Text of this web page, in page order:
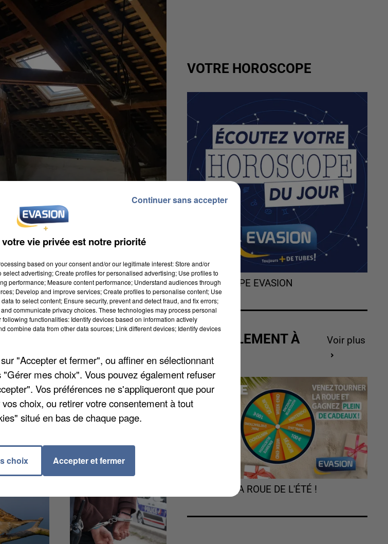
Falké. La façade avant témoigne de
qui accueillera le dortoir
toujours en cours.
VOTRE HOROSCOPE
L'HOROSCOPE EVASION
ACTUELLEMENT À
GAGNER
Voir plus
TOURNEZ LA ROUE DE L'ÉTÉ !
vie privée est notre priorité
based on your consent and/or our legitimate interest: Store and/or
advertising; Create profiles for personalised advertising; Use profiles to
performance; Measure content performance; Understand audiences through
Develop and improve services; Create profiles to personalise content; Use
to select content; Ensure security, prevent and detect fraud, and fix errors;
communicate privacy choices. These technologies may process personal
functionalities: Identify devices based on information actively
combine data from other data sources; Link different devices; Identify devices
"Accepter et fermer", ou affiner en sélectionnant
mes choix". Vous pouvez également refuser
Vos préférences ne s'appliqueront que pour
choix, ou retirer votre consentement à tout
situé en bas de chaque page.
choix Accepter et fermer
Continuer sans accepter